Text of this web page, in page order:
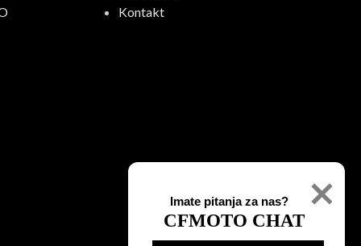
Kontakt
Imate pitanja za nas?
CFMOTO CHAT